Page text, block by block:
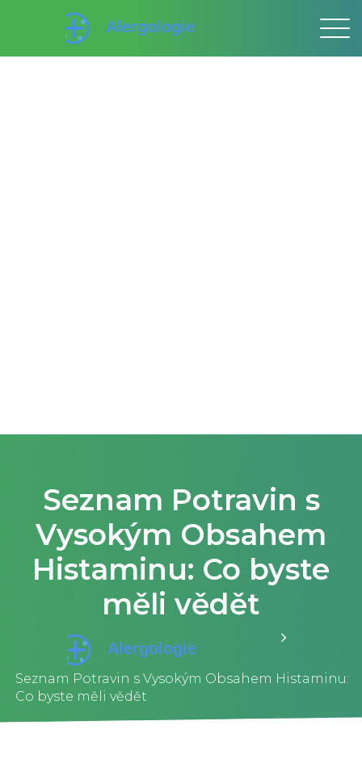
Seznam Potravin s
Vysokým Obsahem
Histaminu: Co byste
měli vědět
Seznam Potravin s Vysokým Obsahem Histaminu:
Co byste měli vědět